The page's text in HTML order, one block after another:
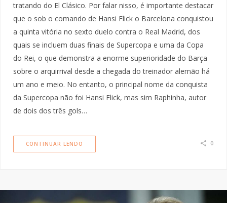
tratando do El Clásico. Por falar nisso, é importante destacar
que o sob o comando de Hansi Flick o Barcelona conquistou
a quinta vitória no sexto duelo contra o Real Madrid, dos
quais se incluem duas finais de Supercopa e uma da Copa
do Rei, o que demonstra a enorme superioridade do Barça
sobre o arquirrival desde a chegada do treinador alemão há
um ano e meio. No entanto, o principal nome da conquista
da Supercopa não foi Hansi Flick, mas sim Raphinha, autor
de dois dos três gols…
CONTINUAR LENDO 0